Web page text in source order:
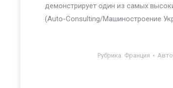
демонстрирует один из самых
(Auto-Consulting/Машиностроение
Рубрика: Франция